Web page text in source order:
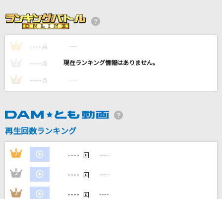
GO!!!
FLOW
黒髪海峡
[生音]ワインレッドの心
DAMの新曲・ランキングなど
1 ---- 点 ----
---- 点 ----
3 ---- 点 ----
再生回数ランキング
1 ---- 回 ----
2 ---- 回 ----
3 ---- 回 ----